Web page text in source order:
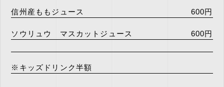
信州産ももジュース 600円
ソウリュウ マスカットジュース 600円
※キッズドリンク半額